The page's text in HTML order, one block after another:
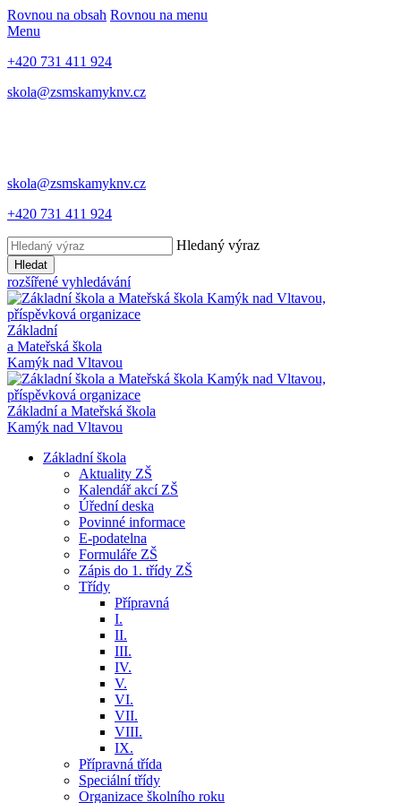
Rovnou na obsah Rovnou na menu
Menu
+420 731 411 924
skola@zsmskamyknv.cz
skola@zsmskamyknv.cz
+420 731 411 924
Hledaný výraz
Hledat
rozšířené vyhledávání
Základní
a Mateřská škola
Kamýk nad Vltavou
Základní a Mateřská škola
Kamýk nad Vltavou
Základní škola
Aktuality ZŠ
Kalendář akcí ZŠ
Úřední deska
Povinné informace
E-podatelna
Formuláře ZŠ
Zápis do 1. třídy ZŠ
Třídy
Přípravná
I.
II.
III.
IV.
V.
VI.
VII.
VIII.
IX.
Přípravná třída
Speciální třídy
Organizace školního roku